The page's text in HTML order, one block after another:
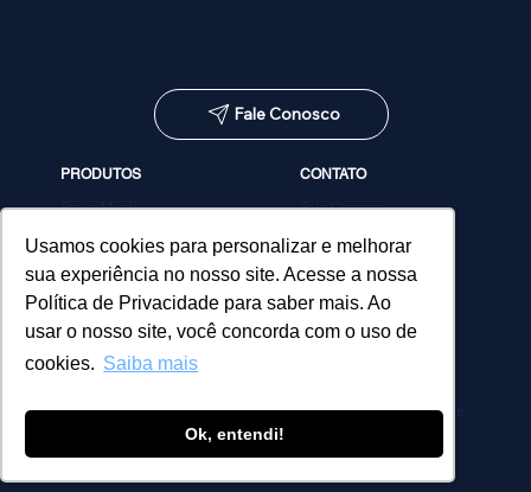
Usamos cookies para personalizar e melhorar
sua experiência no nosso site. Acesse a nossa
Política de Privacidade para saber mais. Ao
usar o nosso site, você concorda com o uso de
cookies. Saiba mais
Ok, entendi!
Fale Conosco
© 2026 MicroPower. Todos os direitos reservados
PRODUTOS
PowerMinds
Estúdio de Conteúdos
MicroPower Classes
Consultoria
CONTATO
Fale Conosco
Política de Privacidade